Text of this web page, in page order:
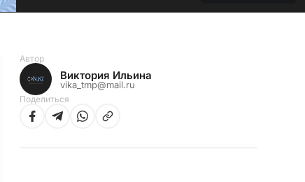
Автор
Виктория Ильина
vika_tmp@mail.ru
Поделиться